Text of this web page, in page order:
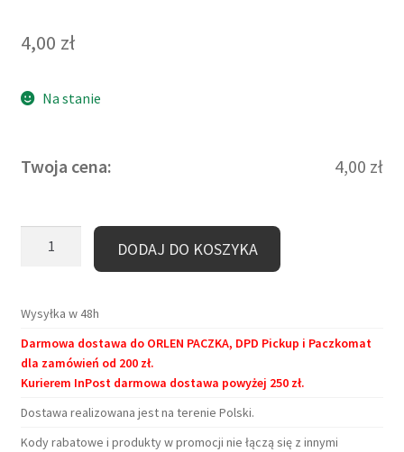
4,00 zł
Na stanie
Twoja cena: 4,00 zł
Kitsune
i
Słowik
DODAJ DO KOSZYKA
Wysyłka w 48h
Darmowa dostawa do ORLEN PACZKA, DPD Pickup i Paczkomat
dla zamówień od 200 zł.
Kurierem InPost darmowa dostawa powyżej 250 zł.
Dostawa realizowana jest na terenie Polski.
Kody rabatowe i produkty w promocji nie łączą się z innymi